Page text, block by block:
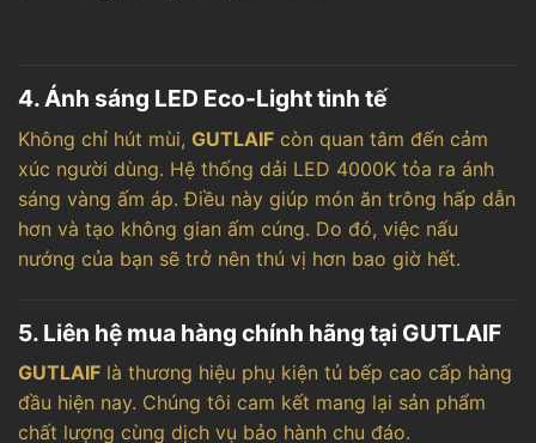
4. Ánh sáng LED Eco-Light tinh tế
Không chỉ hút mùi, GUTLAIF còn quan tâm đến cảm
xúc người dùng. Hệ thống dải LED 4000K tỏa ra ánh
sáng vàng ấm áp. Điều này giúp món ăn trông hấp dẫn
hơn và tạo không gian ấm cúng. Do đó, việc nấu
nướng của bạn sẽ trở nên thú vị hơn bao giờ hết.
5. Liên hệ mua hàng chính hãng tại GUTLAIF
GUTLAIF là thương hiệu phụ kiện tủ bếp cao cấp hàng
đầu hiện nay. Chúng tôi cam kết mang lại sản phẩm
chất lượng cùng dịch vụ bảo hành chu đáo.